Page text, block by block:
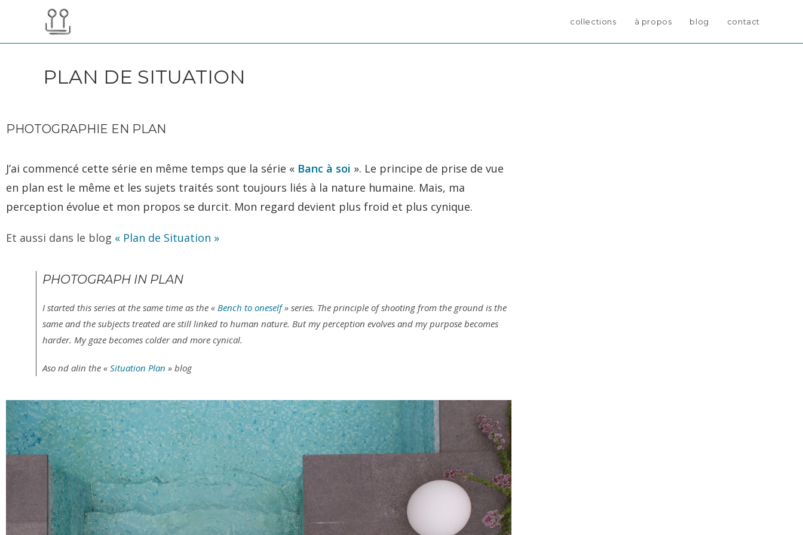
collections à propos blog contact
PLAN DE SITUATION
PHOTOGRAPHIE EN PLAN
J’ai commencé cette série en même temps que la série « Banc à soi ». Le principe de prise de vue
en plan est le même et les sujets traités sont toujours liés à la nature humaine. Mais, ma
perception évolue et mon propos se durcit. Mon regard devient plus froid et plus cynique.
Et aussi dans le blog « Plan de Situation »
PHOTOGRAPH IN PLAN
I started this series at the same time as the « Bench to oneself» series. The principle of shooting from the ground is the
same and the subjects treated are still linked to human nature. But my perception evolves and my purpose becomes
harder. My gaze becomes colder and more cynical.
Aso nd alin the « Situation Plan » blog